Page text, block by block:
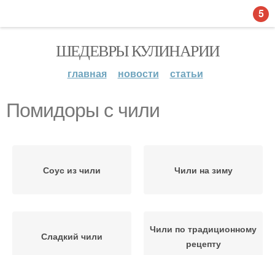
ШЕДЕВРЫ КУЛИНАРИИ
главная новости статьи
Помидоры с чили
Соус из чили Чили на зиму
Сладкий чили
Чили по традиционному
рецепту
5